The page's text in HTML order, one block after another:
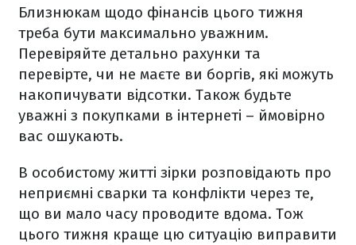
Близнюкам щодо фінансів цього тижня
треба бути максимально уважним.
Перевіряйте детально рахунки та
перевірте, чи не маєте ви боргів, які можуть
накопичувати відсотки. Також будьте
уважні з покупками в інтернеті – ймовірно
вас ошукають.
В особистому житті зірки розповідають про
неприємні сварки та конфлікти через те,
що ви мало часу проводите вдома. Тож
цього тижня краще цю ситуацію виправити